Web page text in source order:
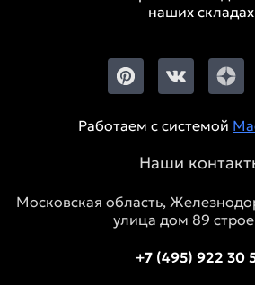
наших складах
Работаем с системой
Наши
Московская область,
улица дом 89
+7 (495) 922 30